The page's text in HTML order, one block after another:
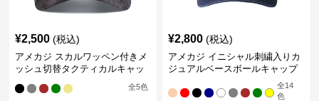
¥2,500 (税込)
アメカジ スカルワッペン付きメ
ッシュ切替タクティカルキャッ
全5色
¥2,800 (税込)
アメカジ イニシャル刺繍入りカ
ジュアルベースボールキャップ
全14
色